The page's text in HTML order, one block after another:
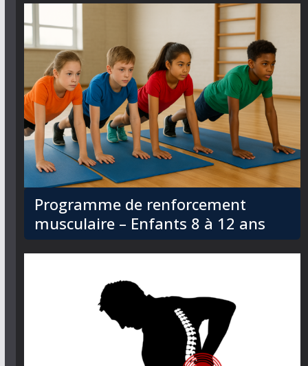
Programme de renforcement
musculaire – Enfants 8 à 12 ans